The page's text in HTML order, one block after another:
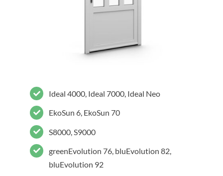
Ideal 4000, Ideal 7000, Ideal Neo
EkoSun 6, EkoSun 70
S8000, S9000
greenEvolution 76, bluEvolution 82,
bluEvolution 92